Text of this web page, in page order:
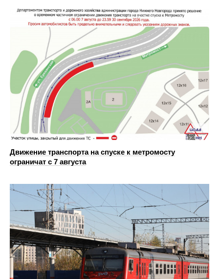
Движение транспорта на спуске к метромосту
ограничат с 7 августа